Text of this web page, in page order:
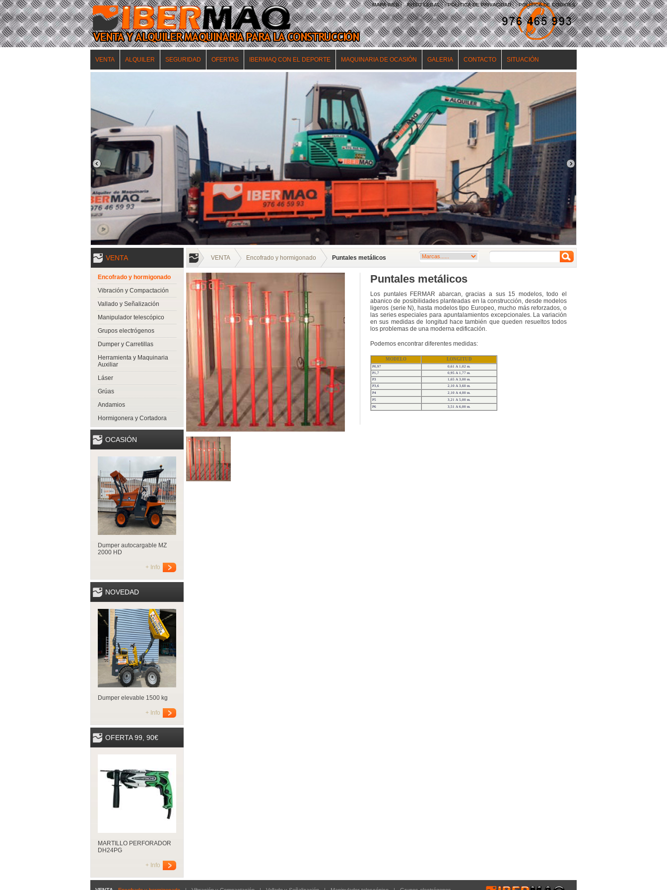
MAPA WEB | AVISO LEGAL | POLÍTICA DE PRIVACIDAD | POLÍTICA DE COOKIES
VENTA ALQUILER SEGURIDAD OFERTAS IBERMAQ CON EL DEPORTE MAQUINARIA DE OCASIÓN GALERIA CONTACTO SITUACIÓN
VENTA
Encofrado y hormigonado
Vibración y Compactación
Vallado y Señalización
Manipulador telescópico
Grupos electrógenos
Dumper y Carretillas
Herramienta y Maquinaria
Auxiliar
Láser
Grúas
Andamios
Hormigonera y Cortadora
OCASIÓN
Dumper autocargable MZ
2000 HD
+ Info
NOVEDAD
Dumper elevable 1500 kg
+ Info
OFERTA 99, 90€
MARTILLO PERFORADOR
DH24PG
+ Info
VENTA Encofrado y hormigonado Puntales metálicos
Puntales metálicos
Los puntales FERMAR abarcan, gracias a sus 15 modelos, todo el
abanico de posibilidades planteadas en la construcción, desde modelos
ligeros (serie N), hasta modelos tipo Europeo, mucho más reforzados, o
las series especiales para apuntalamientos excepcionales. La variación
en sus medidas de longitud hace también que queden resueltos todos
los problemas de una moderna edificación.
Podemos encontrar diferentes medidas:
MODELO LONGITUD
P0,97
0,61 A 1,02 m.
P1,7
0,95 A 1,77 m.
P3
1,65 A 3,00 m.
P3,6
2,10 A 3,60 m.
P4
2,10 A 4,00 m.
P5
3,21 A 5,00 m.
P6
3,51 A 6,00 m.